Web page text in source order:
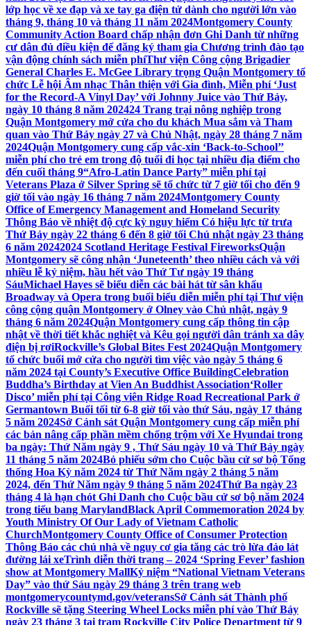
lớp học về xe đạp và xe tay ga điện tử dành cho người lớn vào
tháng 9, tháng 10 và tháng 11 năm 2024Montgomery County
Community Action Board chấp nhận đơn Ghi Danh từ những
cư dân đủ điều kiện để đăng ký tham gia Chương trình đào tạo
vận động chính sách miễn phíThư viện Công cộng Brigadier
General Charles E. McGee Library trọng Quận Montgomery tổ
chức Lễ hội Âm nhạc Thân thiện với Gia đình, Miễn phí ‘Just
for the Record-A Vinyl Day’ với Johnny Juice vào Thứ Bảy,
ngày 10 tháng 8 năm 202424 Trang trại nông nghiệp trong
Quận Montgomery mở cửa cho du khách Mua sắm và Tham
quan vào Thứ Bảy ngày 27 và Chủ Nhật, ngày 28 tháng 7 năm
2024Quận Montgomery cung cấp vắc-xin ‘Back-to-School’’
miễn phí cho trẻ em trong độ tuổi đi học tại nhiều địa điểm cho
đến cuối tháng 9“Afro-Latin Dance Party” miễn phí tại
Veterans Plaza ở Silver Spring sẽ tổ chức từ 7 giờ tối cho đến 9
giờ tối vào ngày 16 tháng 7 năm 2024Montgomery County
Office of Emergency Management and Homeland Security
Thông Báo về nhiệt độ cực kỳ nguy hiểm Có hiệu lực từ trưa
Thứ Bảy ngày 22 tháng 6 đến 8 giờ tối Chủ nhật ngày 23 tháng
6 năm 20242024 Scotland Heritage Festival FireworksQuận
Montgomery sẽ công nhận ‘Juneteenth’ theo nhiều cách và với
nhiều lễ kỷ niệm, hầu hết vào Thứ Tư ngày 19 tháng
SáuMichael Hayes sẽ biểu diễn các bài hát từ sân khấu
Broadway và Opera trong buổi biểu diễn miễn phí tại Thư viện
công cộng quận Montgomery ở Olney vào Chủ nhật, ngày 9
tháng 6 năm 2024Quận Montgomery cung cấp thông tin cập
nhật về thời tiết khắc nghiệt và Kêu gọi người dân tránh xa dây
điện bị rơiRockville’s Global Bites Fest 2024Quận Montgomery
tổ chức buổi mở cửa cho người tìm việc vào ngày 5 tháng 6
năm 2024 tại County’s Executive Office BuildingCelebration
Buddha’s Birthday at Vien An Buddhist Association‘Roller
Disco’ miễn phí tại Công viên Ridge Road Recreational Park ở
Germantown Buổi tối từ 6-8 giờ tối vào thứ Sáu, ngày 17 tháng
5 năm 2024Sở Cảnh sát Quận Montgomery cung cấp miễn phí
các bản nâng cấp phần mềm chống trộm với Xe Hyundai trong
ba ngày: Thứ Năm ngày 9 , Thứ Sáu ngày 10 và Thứ Bảy ngày
11 tháng 5 năm 2024Bỏ phiếu sớm cho Cuộc bầu cử sơ bộ Tổng
thống Hoa Kỳ năm 2024 từ Thứ Năm ngày 2 tháng 5 năm
2024, đến Thứ Năm ngày 9 tháng 5 năm 2024Thứ Ba ngày 23
tháng 4 là hạn chót Ghi Danh cho Cuộc bầu cử sơ bộ năm 2024
trong tiểu bang MarylandBlack April Commemoration 2024 by
Youth Ministry Of Our Lady of Vietnam Catholic
ChurchMontgomery County Office of Consumer Protection
Thông Báo các chủ nhà về nguy cơ gia tăng các trò lừa đảo lát
đường lái xeTrình diễn thời trang – 2024 ‘Spring Fever’ fashion
show at Montgomery MallKỷ niệm “National Vietnam Veterans
Day” vào thứ Sáu ngày 29 tháng 3 trên trang web
montgomerycountymd.gov/veteransSở Cảnh sát Thành phố
Rockville sẽ tặng Steering Wheel Locks miễn phí vào Thứ Bảy
ngày 23 tháng 3 tại trạm Rockville City Police Department từ 9